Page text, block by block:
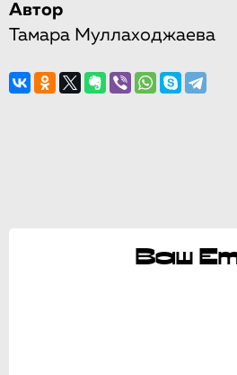
Автор
Тамара Муллаходжаева
Ваш